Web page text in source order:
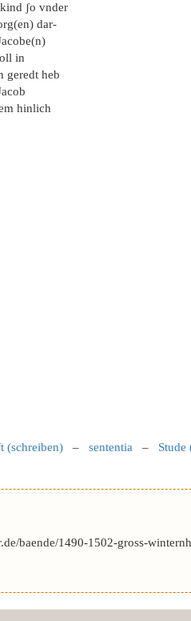
ʃo vnder
dar-
in
geredt heb
hinlich
(schreiben) – sententia – Stude
baende/1490-1502-gross-